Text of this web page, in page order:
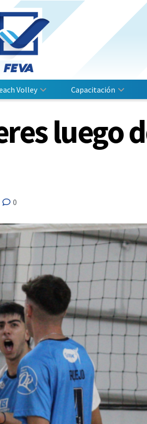
Volley Capacitación
luego
0